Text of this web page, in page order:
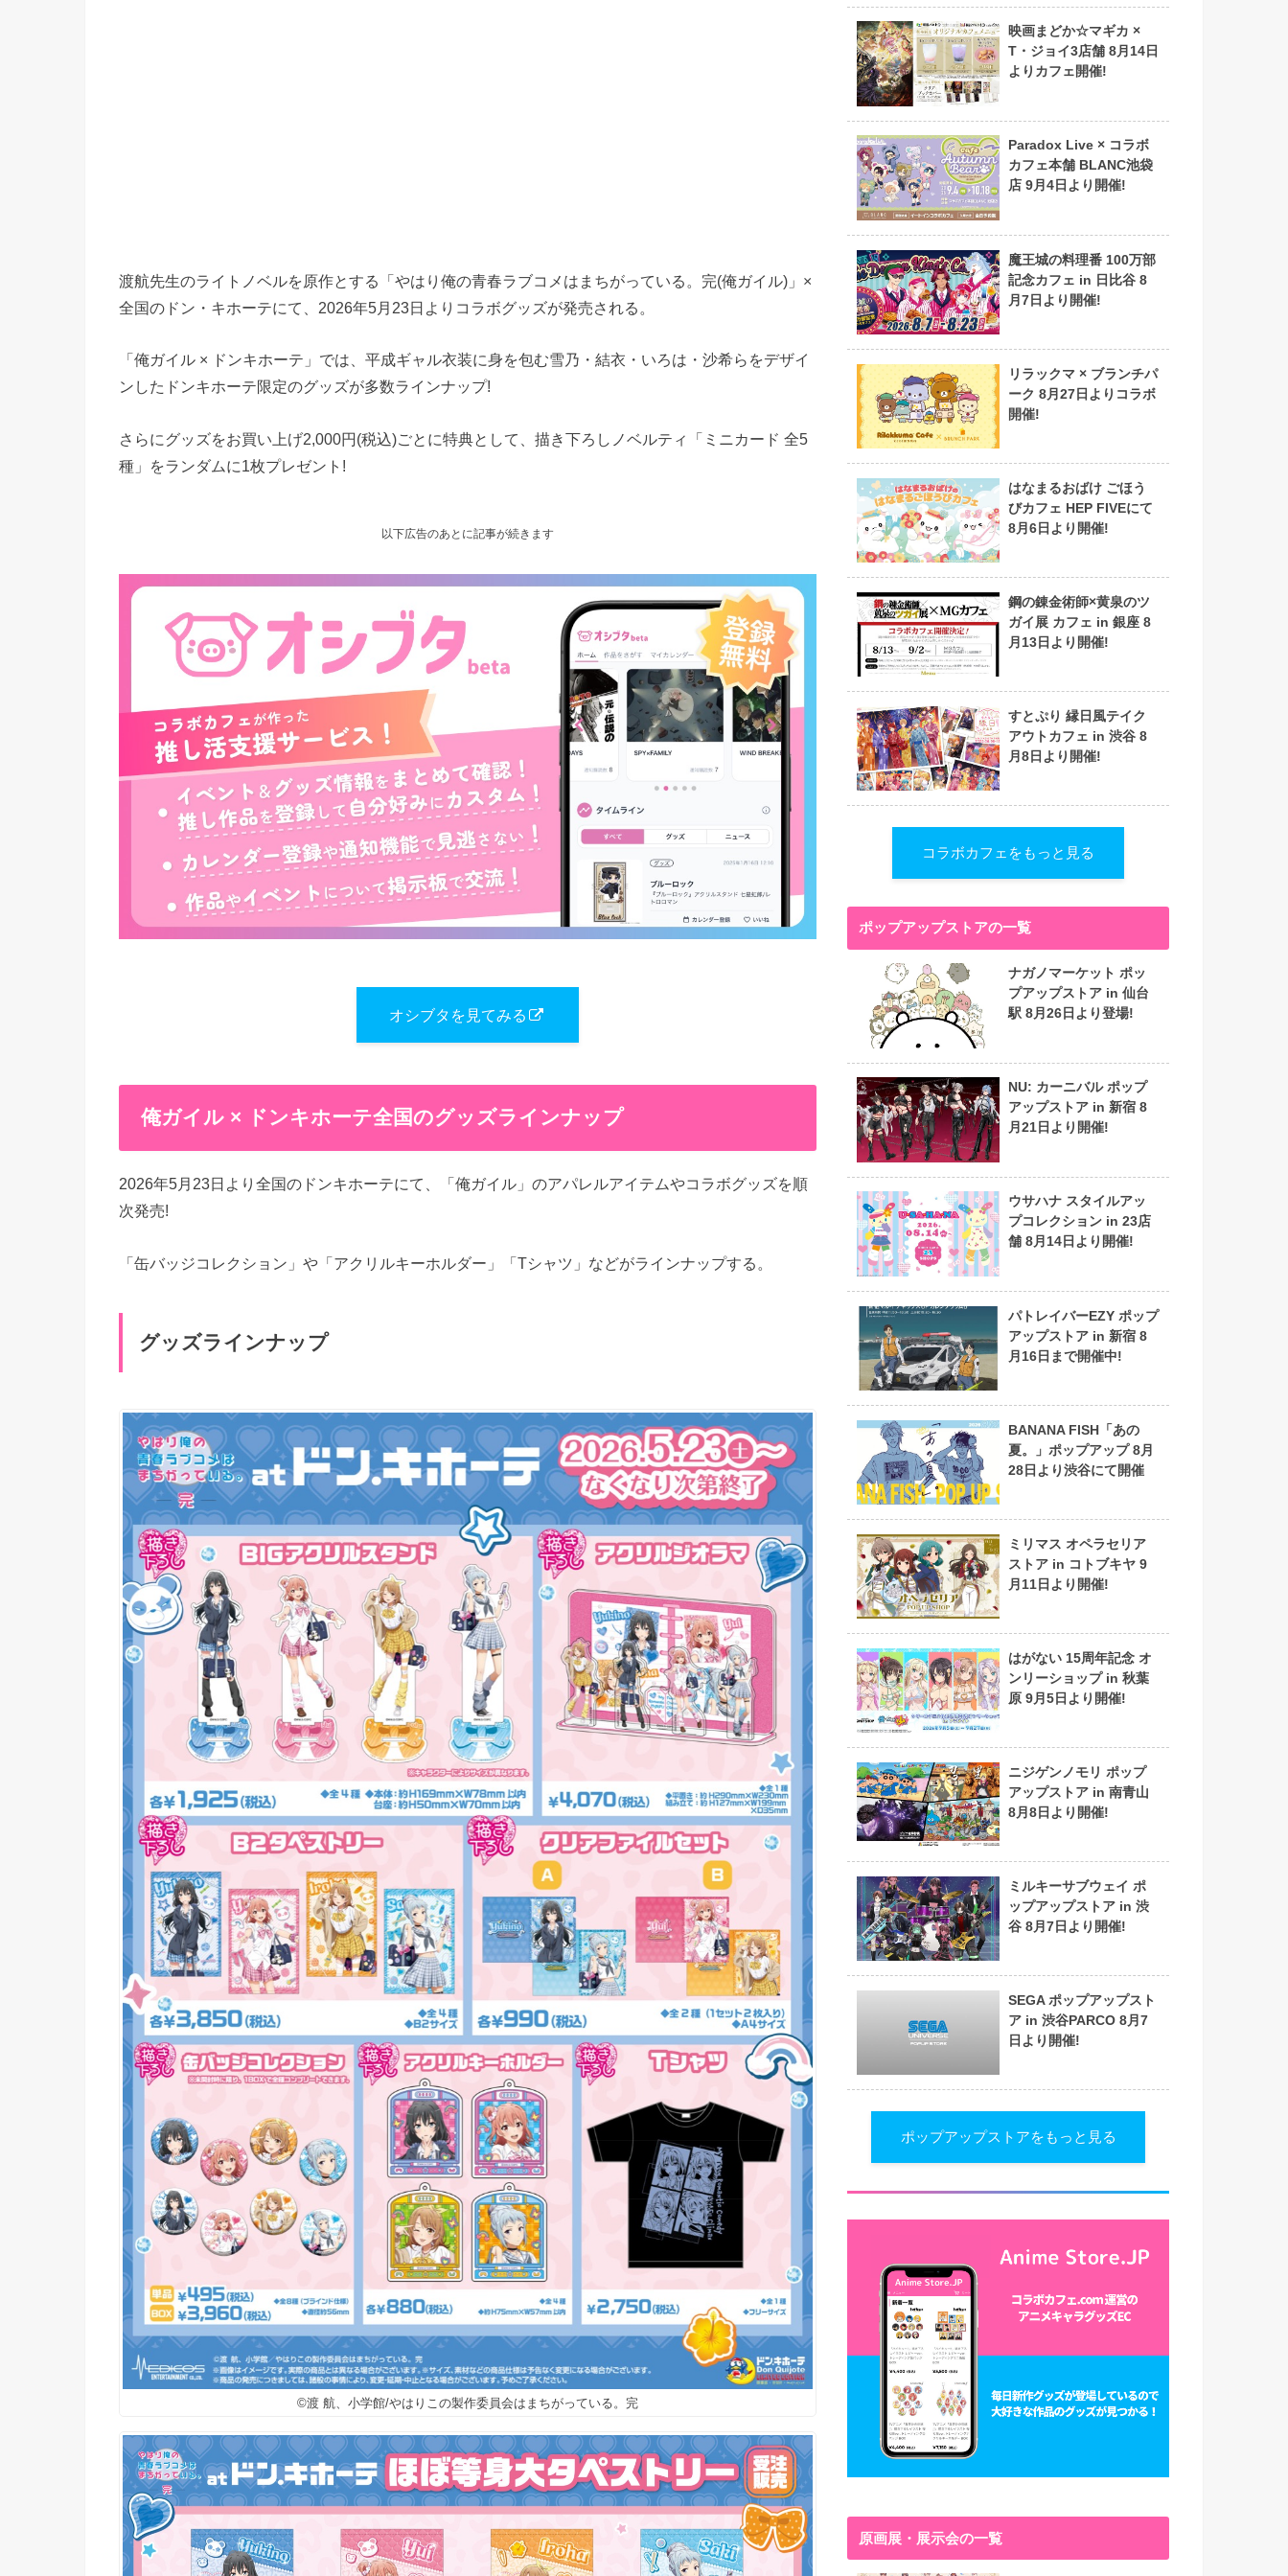
渡航先生のライトノベルを原作とする「やはり俺の青春ラブコメはまちがっている。完(俺ガイル)」×
全国のドン・キホーテにて、2026年5月23日よりコラボグッズが発売される。
「俺ガイル × ドンキホーテ」では、平成ギャル衣装に身を包む雪乃・結衣・いろは・沙希らをデザイ
ンしたドンキホーテ限定のグッズが多数ラインナップ!
さらにグッズをお買い上げ2,000円(税込)ごとに特典として、描き下ろしノベルティ「ミニカード 全5
種」をランダムに1枚プレゼント!
以下広告のあとに記事が続きます
オシブタを見てみる
俺ガイル × ドンキホーテ全国のグッズラインナップ
2026年5月23日より全国のドンキホーテにて、「俺ガイル」のアパレルアイテムやコラボグッズを順
次発売!
「缶バッジコレクション」や「アクリルキーホルダー」「Tシャツ」などがラインナップする。
グッズラインナップ
©渡 航、小学館/やはりこの製作委員会はまちがっている。完
映画まどか☆マギカ ×
T・ジョイ3店舗 8月14日
よりカフェ開催!
Paradox Live × コラボ
カフェ本舗 BLANC池袋
店 9月4日より開催!
魔王城の料理番 100万部
記念カフェ in 日比谷 8
月7日より開催!
リラックマ × ブランチパ
ーク 8月27日よりコラボ
開催!
はなまるおばけ ごほう
びカフェ HEP FIVEにて
8月6日より開催!
鋼の錬金術師×黄泉のツ
ガイ展 カフェ in 銀座 8
月13日より開催!
すとぷり 縁日風テイク
アウトカフェ in 渋谷 8
月8日より開催!
コラボカフェをもっと見る
ポップアップストアの一覧
ナガノマーケット ポッ
プアップストア in 仙台
駅 8月26日より登場!
NU: カーニバル ポップ
アップストア in 新宿 8
月21日より開催!
ウサハナ スタイルアッ
プコレクション in 23店
舗 8月14日より開催!
パトレイバーEZY ポップ
アップストア in 新宿 8
月16日まで開催中!
BANANA FISH「あの
夏。」ポップアップ 8月
28日より渋谷にて開催
ミリマス オペラセリア
ストア in コトブキヤ 9
月11日より開催!
はがない 15周年記念 オ
ンリーショップ in 秋葉
原 9月5日より開催!
ニジゲンノモリ ポップ
アップストア in 南青山
8月8日より開催!
ミルキーサブウェイ ポ
ップアップストア in 渋
谷 8月7日より開催!
SEGA ポップアップスト
ア in 渋谷PARCO 8月7
日より開催!
ポップアップストアをもっと見る
原画展・展示会の一覧